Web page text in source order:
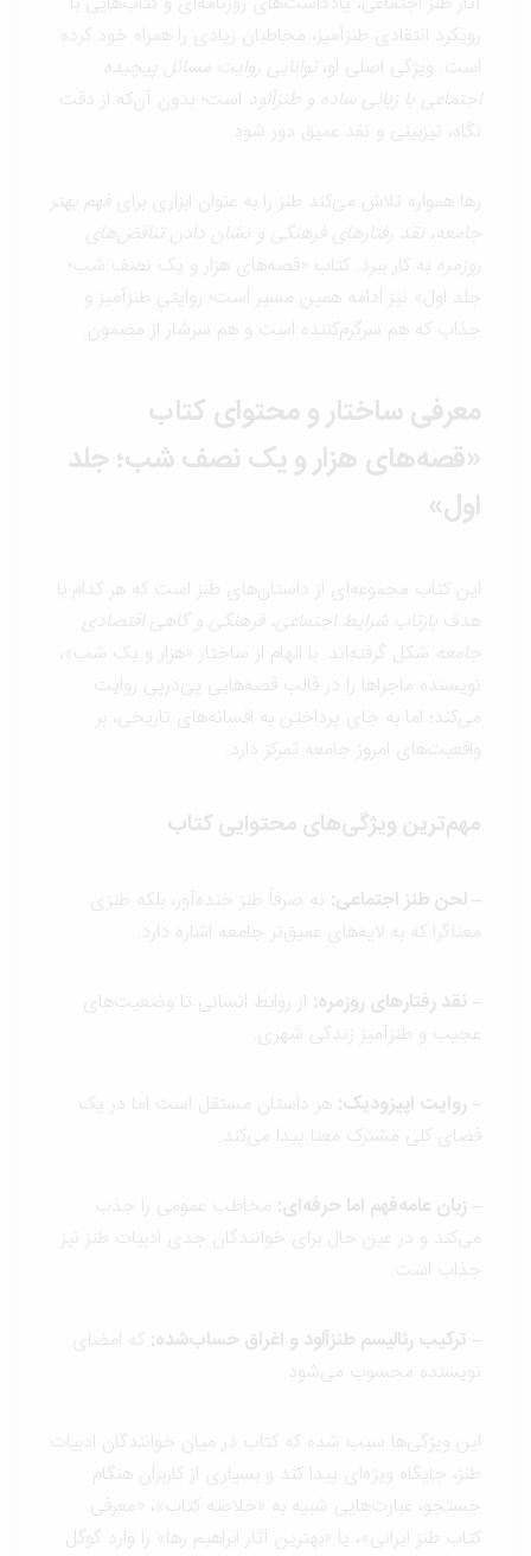
رویکرد انتقادی طنزآمیز، مخاطبان زیادی را همراه خود کرده
است. ویژگی اصلی او،توانایی روایت مسائل پیچیده
اجتماعی با زبانی ساده و طنزآلوداست؛ بدون آن‌که از دقت
نگاه، تیزبینی و نقد عمیق دور شود.
رها همواره تلاش می‌کند طنز را به عنوان ابزاری برای
فهم بهتر
جامعه، نقد رفتارهای فرهنگی و نشان دادن تناقض‌های
روزمره به کار ببرد. کتاب «قصه‌های هزار و یک نصف شب؛
جلد اول» نیز ادامه همین مسیر است؛ روایتی طنزآمیز و
جذاب که هم سرگرم‌کننده است و هم سرشار از مضمون.
معرفی ساختار و محتوای کتاب
«قصه‌های هزار و یک نصف شب؛ جلد
اول»
این کتاب مجموعه‌ای از داستان‌های طنز است که هر کدام با
هدفبازتاب شرایط اجتماعی، فرهنگی و گاهی اقتصادی
جامعه شکل گرفته‌اند. با الهام از ساختار «هزار و یک شب»،
نویسنده ماجراها را در قالب قصه‌هایی پی‌درپی روایت
می‌کند؛ اما به جای پرداختن به افسانه‌های تاریخی، بر
واقعیت‌های امروز جامعه تمرکز دارد.
مهم‌ترین ویژگی‌های محتوایی کتاب
– لحن طنز اجتماعی:نه صرفاً طنز خنده‌آور، بلکه طنزی
معناگرا که به لایه‌های عمیق‌تر جامعه اشاره دارد.
– نقد رفتارهای روزمره:از روابط انسانی تا وضعیت‌های
عجیب و طنزآمیز زندگی شهری.
روایت اپیزودیک:هر داستان مستقل است اما در یک
فضای کلی مشترک معنا پیدا می‌کند.
زبان عامه‌فهم اما حرفه‌ای:مخاطب عمومی را جذب
می‌کند و در عین حال برای خوانندگان جدی ادبیات طنز نیز
جذاب است.
ترکیب رئالیسم طنزآلود و اغراق حساب‌شده:که امضای
نویسنده محسوب می‌شود.
این ویژگی‌ها سبب شده که کتاب در میان خوانندگان ادبیات
طنز، جایگاه ویژه‌ای پیدا کند و بسیاری از کاربران هنگام
جستجو، عبارت‌هایی شبیه به «خلاصه کتاب»، «معرفی
کتاب طنز ایرانی»، یا «بهترین آثار ابراهیم رها» را وارد گوگل